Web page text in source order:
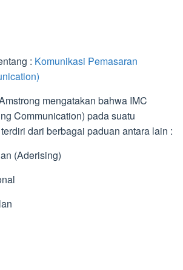
: Komunikasi Pemasaran
mengatakan bahwa IMC
Communication) pada suatu
dari berbagai paduan antara lain :
(Aderising)